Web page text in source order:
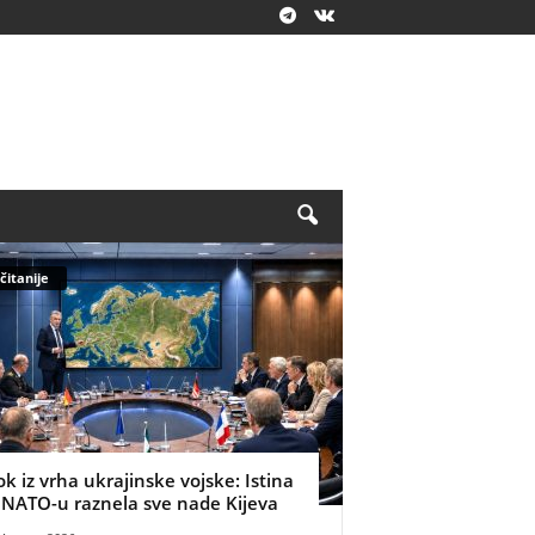
iz vrha ukrajinske vojske: Istina
u raznela sve nade Kijeva